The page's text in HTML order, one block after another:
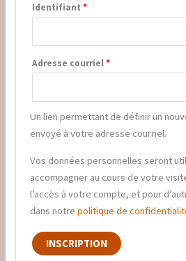
Identifiant*
Adresse courriel*
Un lien permettant de définir un
envoyé à votre adresse courriel.
Vos données personnelles seront
accompagner au cours de votre
l’accès à votre compte, et pour
dans notrepolitique de
INSCRIPTION